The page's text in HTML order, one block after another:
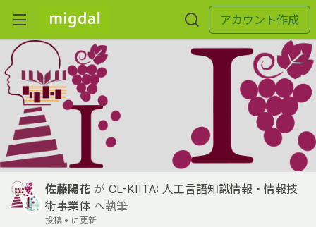
アカウント作成
佐藤陽花 が CL-KIITA: 人工言語知識情報・情報技
術事業体 へ執筆
投稿 • に更新